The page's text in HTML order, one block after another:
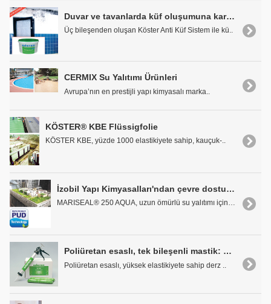
Duvar ve tavanlarda küf oluşumuna karşı KÖSTER® Anti Küf Sistem
Üç bileşenden oluşan Köster Anti Küf Sistem ile kü..
CERMIX Su Yalıtımı Ürünleri
Avrupa’nın en prestijli yapı kimyasalı marka..
KÖSTER® KBE Flüssigfolie
KÖSTER KBE, yüzde 1000 elastikiyete sahip, kauçuk-..
İzobil Yapı Kimyasalları'ndan çevre dostu bir ürün MARISEAL® 250 AQUA
MARISEAL® 250 AQUA, uzun ömürlü su yalıtımı için s..
Poliüretan esaslı, tek bileşenli mastik: KÖSTER PU 907
Poliüretan esaslı, yüksek elastikiyete sahip derz ..